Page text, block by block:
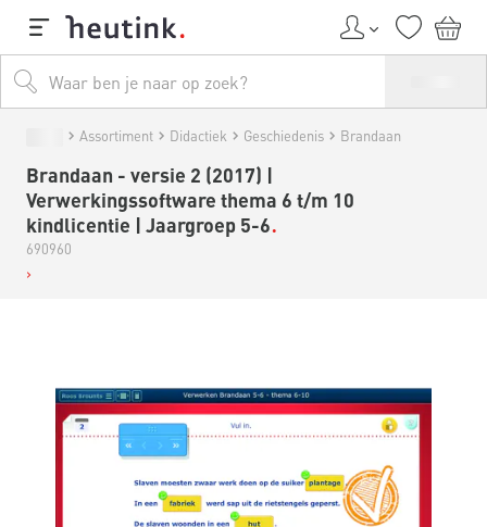
Assortiment Didactiek Geschiedenis Brandaan
Brandaan - versie 2 (2017) |
Verwerkingssoftware thema 6 t/m 10
kindlicentie | Jaargroep 5-6
690960